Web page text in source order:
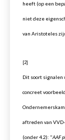
heeft (op een
niet deze
van Aristoteles
[2]
Dit soort signalen
concreet
aftreden van
(onder 4.2): "AAF